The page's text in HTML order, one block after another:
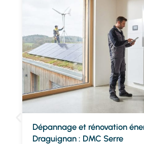
Dépannage et rénovation
Draguignan : DMC Serre